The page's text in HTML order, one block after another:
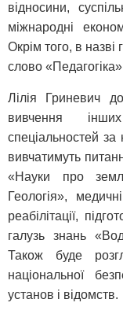
відносини,
міжнародні
Окрім того, в назві
слово
Лілія Гриневич
вивчення
спеціальностей за
вивчатимуть
«Науки про
Геологія»,
реабілітації,
галузь знань
Також буде
національної
установ і відомств.